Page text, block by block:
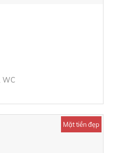
WC
Mặt tiền đẹp